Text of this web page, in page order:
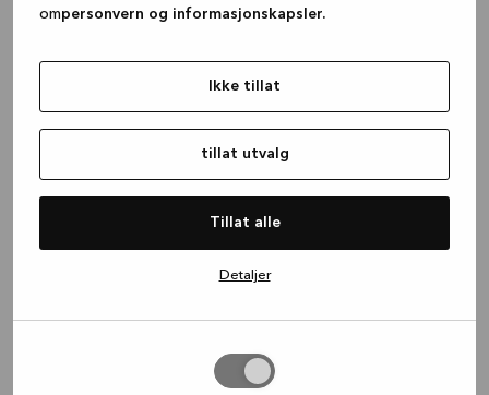
ompersonvern og informasjonskapsler.
Ikke tillat
tillat utvalg
Tillat alle
Detaljer
(see the browser console for more
information).